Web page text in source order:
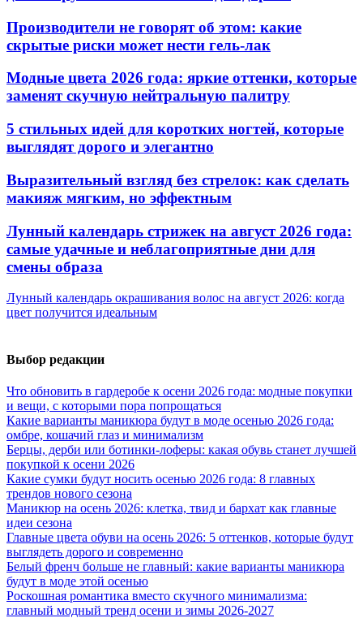
Производители не говорят об этом: какие
скрытые риски может нести гель-лак
Модные цвета 2026 года: яркие оттенки, которые
заменят скучную нейтральную палитру
5 стильных идей для коротких ногтей, которые
выглядят дорого и элегантно
Выразительный взгляд без стрелок: как сделать
макияж мягким, но эффектным
Лунный календарь стрижек на август 2026 года:
самые удачные и неблагоприятные дни для
смены образа
Лунный календарь окрашивания волос на август 2026: когда
цвет получится идеальным
Выбор редакции
Что обновить в гардеробе к осени 2026 года: модные покупки
и вещи, с которыми пора попрощаться
Какие варианты маникюра будут в моде осенью 2026 года:
омбре, кошачий глаз и минимализм
Берцы, дерби или ботинки-лоферы: какая обувь станет лучшей
покупкой к осени 2026
Какие сумки будут носить осенью 2026 года: 8 главных
трендов нового сезона
Маникюр на осень 2026: клетка, твид и бархат как главные
идеи сезона
Главные цвета обуви на осень 2026: 5 оттенков, которые будут
выглядеть дорого и современно
Белый френч больше не главный: какие варианты маникюра
будут в моде этой осенью
Роскошная романтика вместо скучного минимализма:
главный модный тренд осени и зимы 2026-2027